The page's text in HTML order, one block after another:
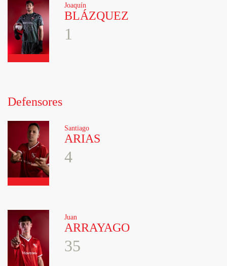
Joaquín
BLÁZQUEZ
1
Defensores
Santiago
ARIAS
4
Juan
ARRAYAGO
35